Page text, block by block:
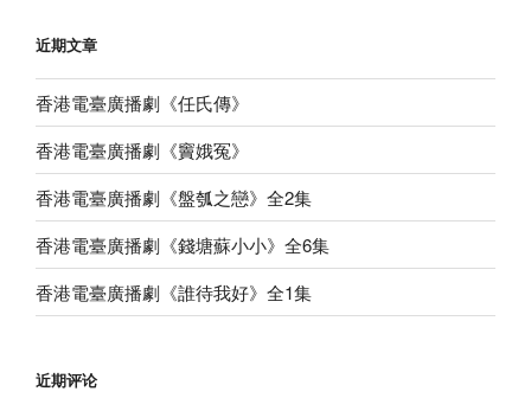
近期文章
香港電臺廣播劇《任氏傳》
香港電臺廣播劇《竇娥冤》
香港電臺廣播劇《盤瓠之戀》全2集
香港電臺廣播劇《錢塘蘇小小》全6集
香港電臺廣播劇《誰待我好》全1集
近期评论